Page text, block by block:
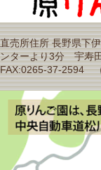
直売所住所 長野県下
ンターより3分 宇寿
FAX:0265-37-2594